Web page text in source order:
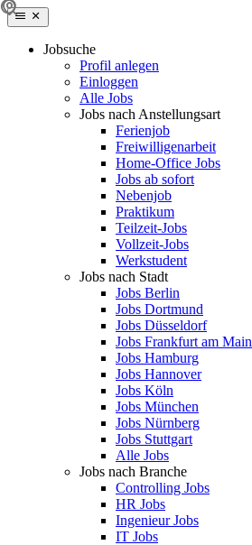
Jobsuche
Profil anlegen
Einloggen
Alle Jobs
Jobs nach Anstellungsart
Ferienjob
Freiwilligenarbeit
Home-Office Jobs
Jobs ab sofort
Nebenjob
Praktikum
Teilzeit-Jobs
Vollzeit-Jobs
Werkstudent
Jobs nach Stadt
Jobs Berlin
Jobs Dortmund
Jobs Düsseldorf
Jobs Frankfurt am Main
Jobs Hamburg
Jobs Hannover
Jobs Köln
Jobs München
Jobs Nürnberg
Jobs Stuttgart
Alle Jobs
Jobs nach Branche
Controlling Jobs
HR Jobs
Ingenieur Jobs
IT Jobs